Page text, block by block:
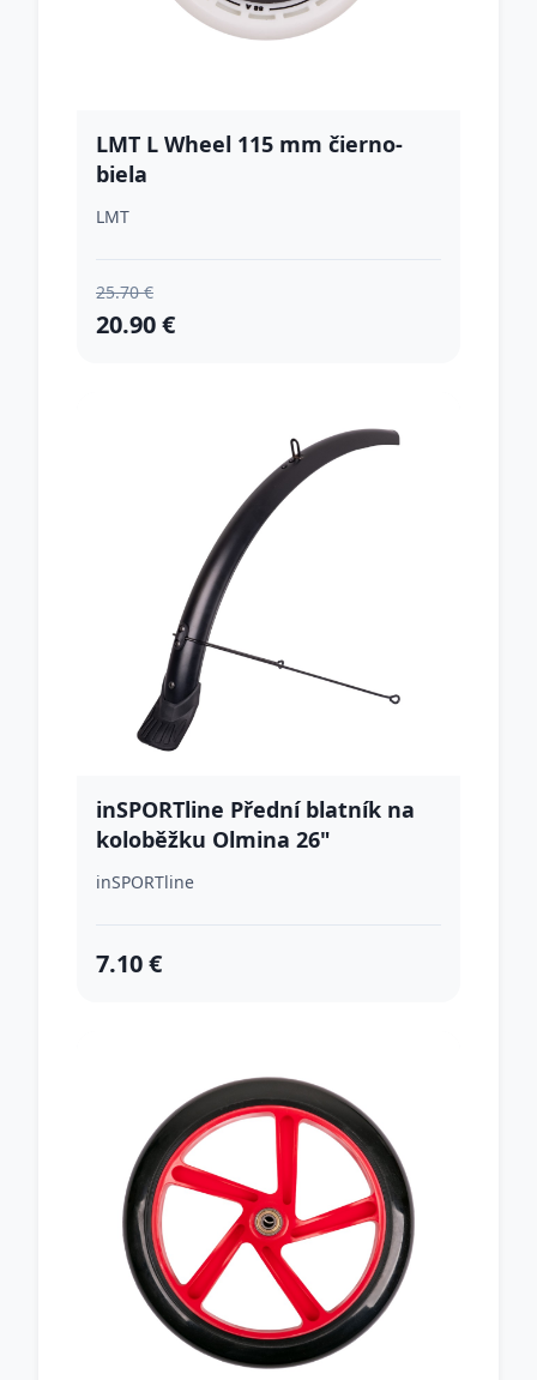
LMT L Wheel 115 mm čierno-
biela
LMT
25.70 €
20.90 €
inSPORTline Přední blatník na
koloběžku Olmina 26"
inSPORTline
7.10 €